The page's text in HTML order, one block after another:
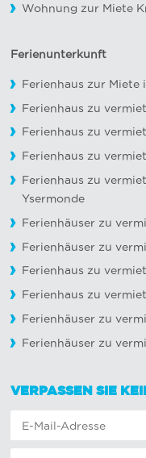
Wohnung zur Miete
Ferienunterkunft
Ferienhaus zur Miete
Ferienhaus zu
Ferienhaus zu
Ferienhaus zu
Ferienhaus zu
Ysermonde
Ferienhäuser zu
Ferienhäuser zu
Ferienhaus zu
Ferienhaus zu
Ferienhäuser zu
Ferienhäuser zu
VERPASSEN SIE